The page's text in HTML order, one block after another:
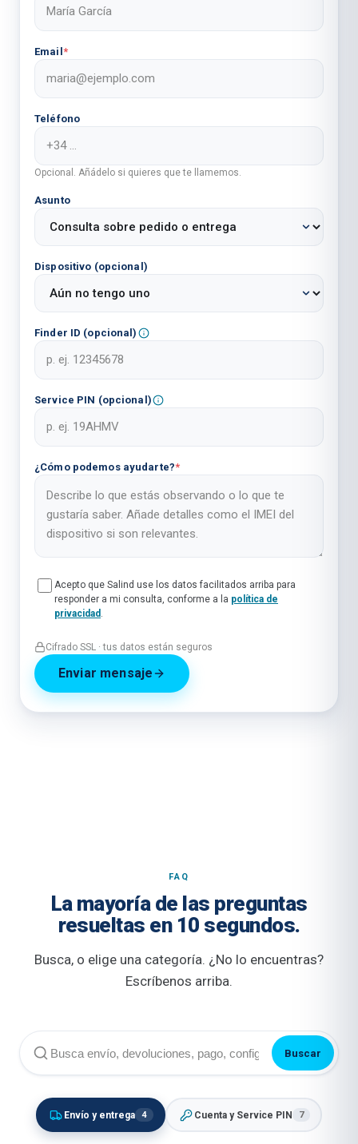
Email *
Teléfono
Opcional. Añádelo si quieres que te llamemos.
Asunto
Dispositivo (opcional)
Finder ID (opcional)
Service PIN (opcional)
¿Cómo podemos ayudarte?*
Acepto que Salind use los datos facilitados arriba para
responder a mi consulta, conforme a la política de
privacidad.
Cifrado SSL · tus datos están seguros
Enviar mensaje
FAQ
La mayoría de las preguntas
resueltas en 10 segundos.
Busca, o elige una categoría. ¿No lo encuentras?
Escríbenos arriba.
Buscar
Envío y entrega 4 Cuenta y Service PIN 7